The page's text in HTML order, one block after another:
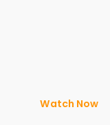
Watch Now